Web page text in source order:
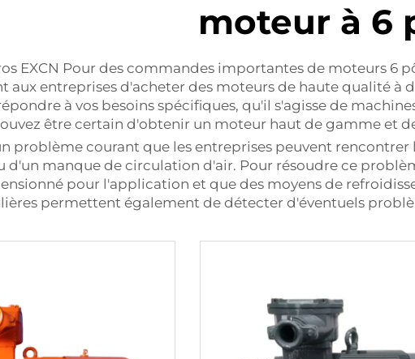
moteur à 6
EXCN Pour des commandes importantes de moteurs 6
aux entreprises d'acheter des moteurs de haute qualité à
à vos besoins spécifiques, qu'il s'agisse de
être certain d'obtenir un moteur haut de gamme et
problème courant que les entreprises peuvent
d'un manque de circulation d'air. Pour résoudre ce
pour l'application et que des moyens de
permettent également de détecter d'éventuels